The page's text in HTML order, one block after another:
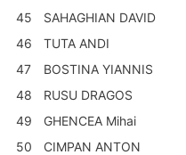
45
SAHAGHIAN DAVID
46
TUTA ANDI
47
BOSTINA YIANNIS
48
RUSU DRAGOS
49
GHENCEA Mihai
50
CIMPAN ANTON